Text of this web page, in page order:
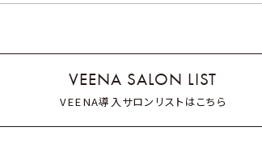
VEENA SALON LIST
VEENA導入サロンリストはこちら